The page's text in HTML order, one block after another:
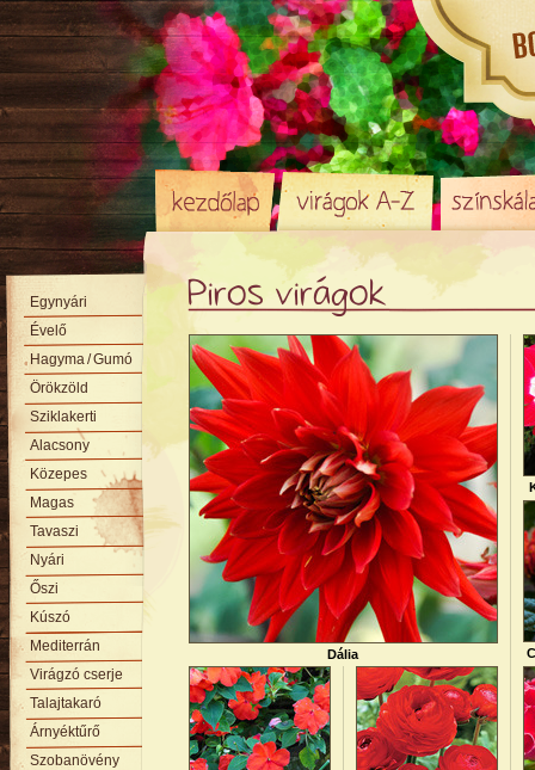
Piros virágok
Dália
Egynyári
Évelő
Hagyma/ Gumó
Örökzöld
Sziklakerti
Alacsony
Közepes
Magas
Tavaszi
Nyári
Őszi
Kúszó
Mediterrán
Virágzó cserje
Talajtakaró
Árnyéktűrő
Szobanövény